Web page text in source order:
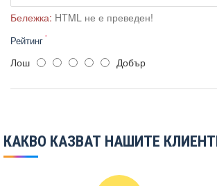
Бележка: HTML не е преведен!
Рейтинг
Лош Добър
КАКВО КАЗВАТ НАШИТЕ